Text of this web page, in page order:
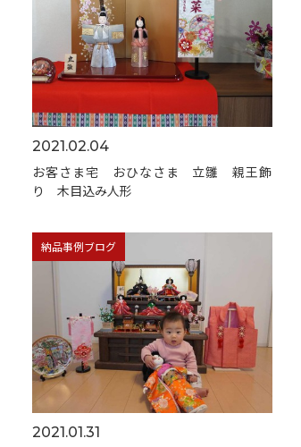
2021.02.04
お客さま宅 おひなさま 立雛 親王飾
り 木目込み人形
納品事例ブログ
2021.01.31